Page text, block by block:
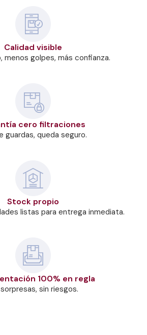
Calidad visible
menos golpes, más confianza.
cero filtraciones
guardas, queda seguro.
Stock propio
listas para entrega inmediata.
100% en regla
sin riesgos.